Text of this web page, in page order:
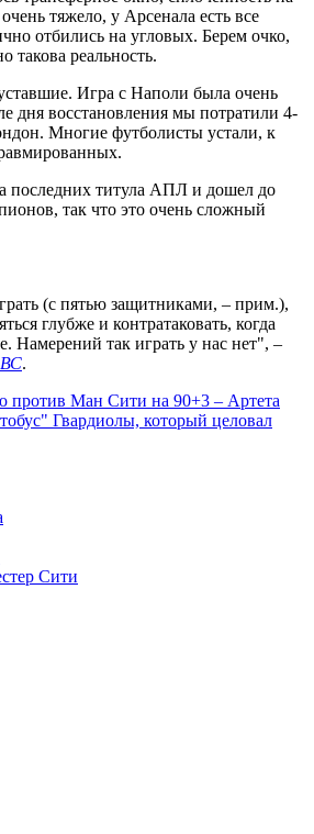
тяжело, у Арсенала есть все
отбились на угловых. Берем очко,
такова реальность.
Игра с Наполи была очень
дня восстановления мы потратили 4-
Многие футболисты устали, к
последних титула АПЛ и дошел до
так что это очень сложный
(с пятью защитниками, – прим.),
глубже и контратаковать, когда
Намерений так играть у нас нет", –
.
против Ман Сити на 90+3 – Артета
Гвардиолы, который целовал
Сити